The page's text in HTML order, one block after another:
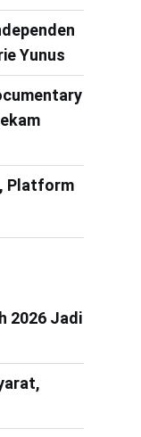
Yunus
Platform
2026 Jadi